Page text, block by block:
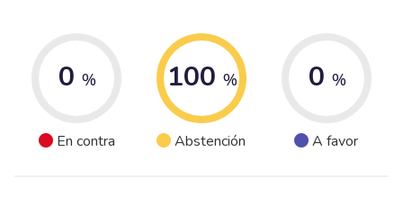
0 %
En contra
100 %
Abstención
0 %
A favor